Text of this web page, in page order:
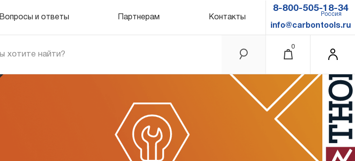
Вопросы и ответы Партнерам Контакты
8-800-505-18-34
Россия
info@carbontools.ru
0